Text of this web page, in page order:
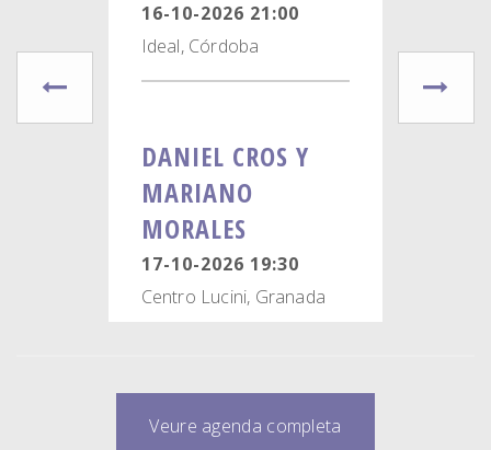
16-10-2026 21:00
Ideal, Córdoba
DANIEL CROS Y
MARIANO
MORALES
17-10-2026 19:30
Centro Lucini, Granada
Veure agenda completa